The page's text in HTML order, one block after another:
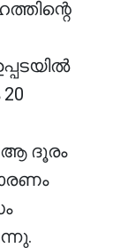
ആ ദൂരം